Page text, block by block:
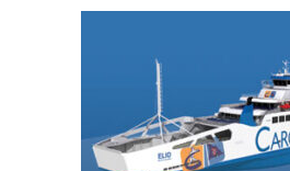
NAUTICA